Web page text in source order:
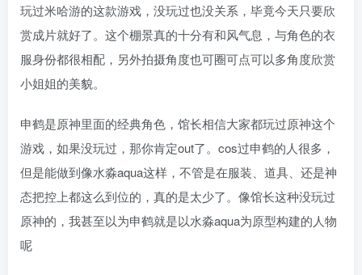
玩过米哈游的这款游戏，没玩过也没关系，毕竟今天只要欣
赏成片就好了。这个棚景真的十分有和风气息，与角色的衣
服身份都很相配，另外拍摄角度也可圈可点可以多角度欣赏
小姐姐的美貌。
申鹤是原神里面的经典角色，馆长相信大家都玩过原神这个
游戏，如果没玩过，那你肯定out了。cos过申鹤的人很多，
但是能做到像水淼aqua这样，不管是在服装、道具、还是神
态把控上都这么到位的，真的是太少了。像馆长这种没玩过
原神的，我甚至以为申鹤就是以水淼aqua为原型构建的人物
呢